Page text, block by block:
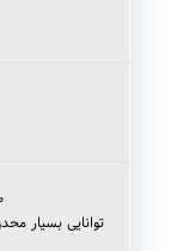
توانایی بسیار